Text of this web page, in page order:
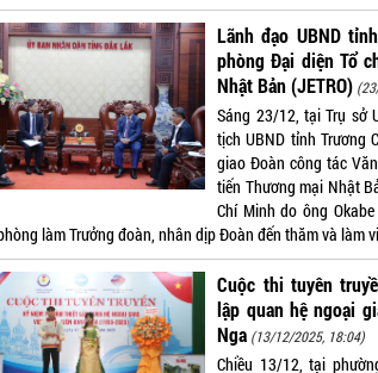
Lãnh đạo UBND
phòng Đại diện Tổ
Nhật Bản (JETRO)
Sáng 23/12, tại Trụ sở
tịch UBND tỉnh Trương
giao Đoàn công tác
tiến Thương mại Nhật
Chí Minh do ông
làm Trưởng đoàn, nhân dịp Đoàn đến thăm và làm
Cuộc thi tuyên
lập quan hệ ngoại
Nga (13/12/2025, 18:04)
Chiều 13/12, tại